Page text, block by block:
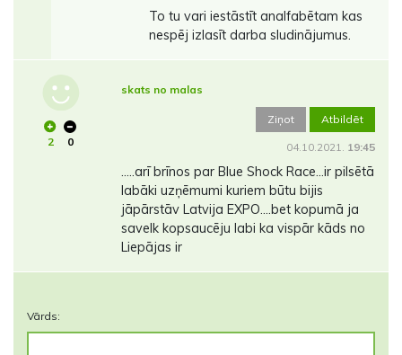
To tu vari iestāstīt analfabētam kas
nespēj izlasīt darba sludinājumus.
2 0
skats no malas
Ziņot Atbildēt
04.10.2021. 19:45
.....arī brīnos par Blue Shock Race...ir pilsētā
labāki uzņēmumi kuriem būtu bijis
jāpārstāv Latvija EXPO....bet kopumā ja
savelk kopsaucēju labi ka vispār kāds no
Liepājas ir
Vārds: